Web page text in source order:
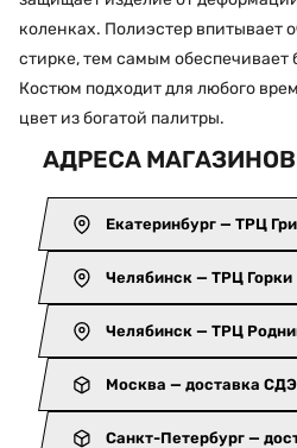
коленках. Полиэстер впитывает
стирке, тем самым
Костюм подходит для любого
цвет из богатой палитры.
АДРЕСА
Екатеринбург — ТРЦ
Челябинск — ТРЦ Горки
Челябинск — ТРЦ
Москва — доставка
Санкт-Петербург —